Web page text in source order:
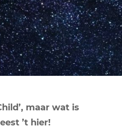
NEGENDE HUIS
TIENDE HUIS
ELFDE HUIS
NIEUWE MAAN
RITUELEN
MERCURIUS
maar wat is
’t hier!